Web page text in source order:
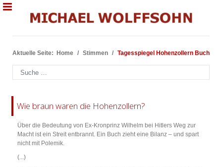
Aktuelle Seite: Home Stimmen Tagesspiegel Hohenzollern Buch
Suchen
Wie braun waren die Hohenzollern?
Über die Bedeutung von Ex-Kronprinz Wilhelm bei Hitlers Weg zur
Macht ist ein Streit entbrannt. Ein Buch zieht eine Bilanz – und spart
nicht mit Polemik.
(...)